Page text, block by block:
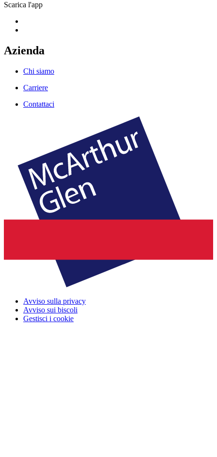
Scarica l'app
Azienda
Chi siamo
Carriere
Contattaci
Avviso sulla privacy
Avviso sui biscoli
Gestisci i cookie